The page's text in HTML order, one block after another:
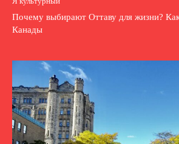
Почему выбирают Оттаву для жизни?
Канады